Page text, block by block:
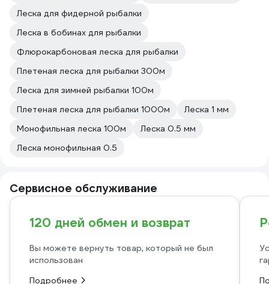
Леска для фидерной рыбалки
Леска в бобинах для рыбалки
Флюрокарбоновая леска для рыбалки
Плетeная леска для рыбалки 300м
Леска для зимней рыбалки 100м
Плетeная леска для рыбалки 1000м
Леска 1 мм
Монофильная леска 100м
Леска 0.5 мм
Леска монофильная 0.5
Сервисное обслуживание
120 дней обмен и возврат
Вы можете вернуть товар, который не был
использован
Подробнее